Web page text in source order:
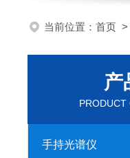
当前位置： 首页 >
产
PRODUCT
手持光谱仪